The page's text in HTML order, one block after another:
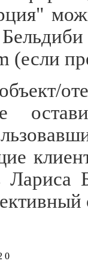
(если
0